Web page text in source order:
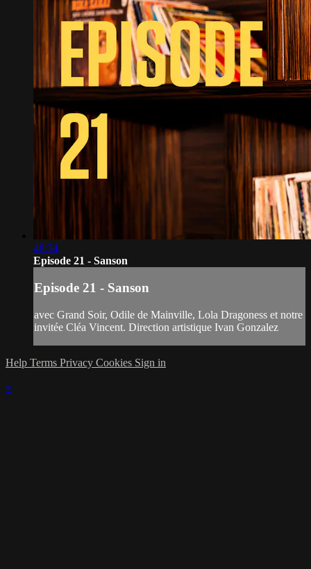
48:34
Episode 21 - Sanson
Episode 21 - Sanson
avec Grand Soir, Odile de Mainville, Lola Dragoness et notre
invitée Cléa Vincent. Direction artistique Ivan Gonzalez
Help Terms Privacy Cookies Sign in
×